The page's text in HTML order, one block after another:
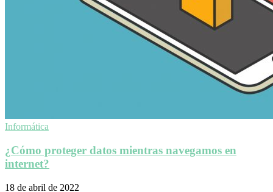
Informática
¿Cómo proteger datos mientras navegamos en
internet?
18 de abril de 2022